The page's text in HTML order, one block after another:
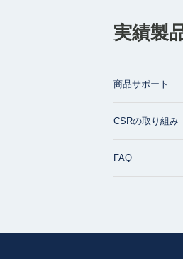
実績製
商品サポート
CSRの取り組み
FAQ